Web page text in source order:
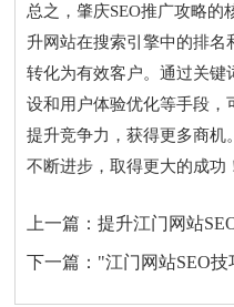
总之，肇庆SEO推广攻略的
升网站在搜索引擎中的排
转化为有效客户。通过关键
设和用户体验优化等手段，
提升竞争力，获得更多商机
不断进步，取得更大的成功
上一篇：提升江门网站
下一篇： "江门网站SEO